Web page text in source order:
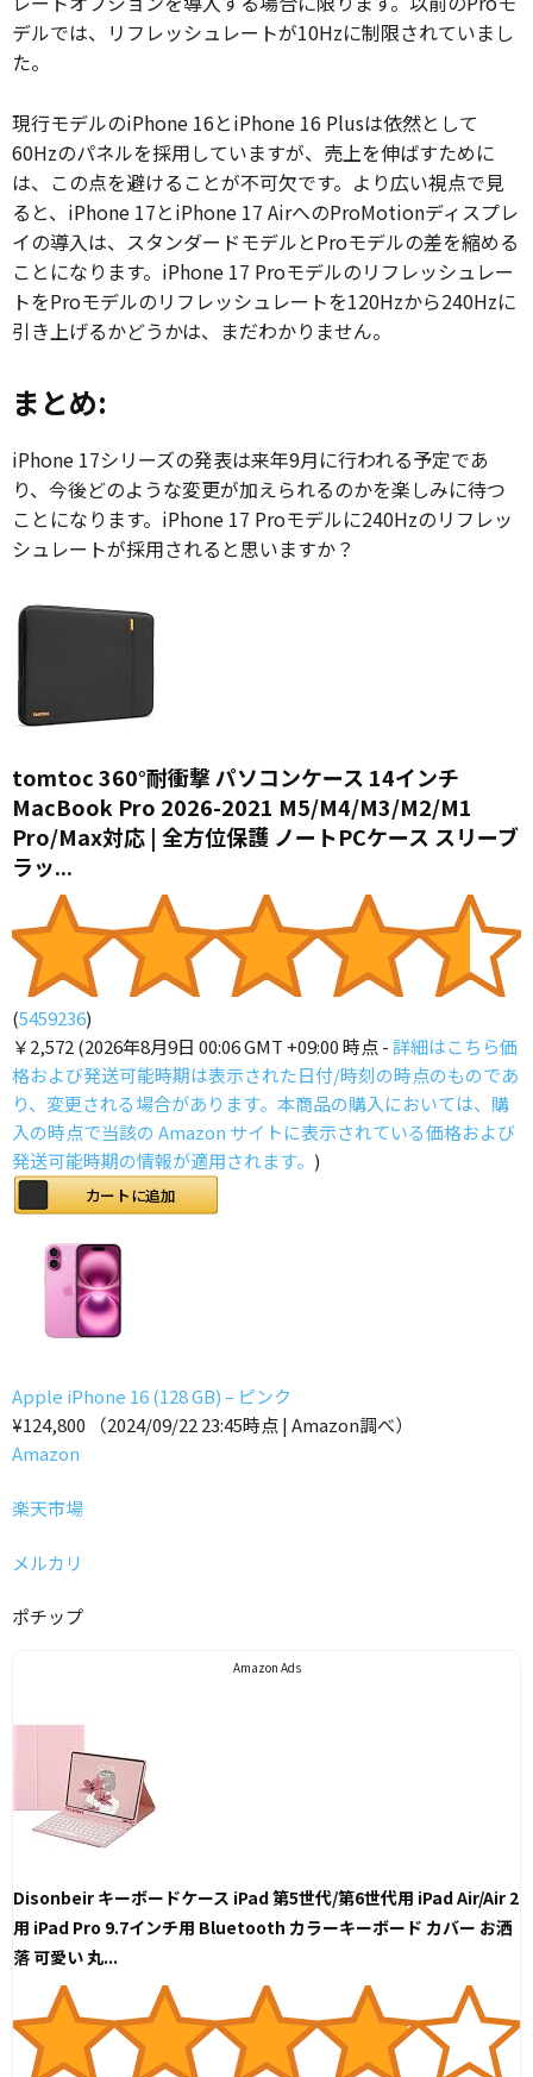
デルでは、リフレッシュレートが10Hzに制限されていまし
た。
現行モデルのiPhone 16とiPhone 16 Plusは依然として
60Hzのパネルを採用していますが、売上を伸ばすために
は、この点を避けることが不可欠です。より広い視点で見
ると、iPhone 17とiPhone 17 AirへのProMotionディスプレ
イの導入は、スタンダードモデルとProモデルの差を縮める
ことになります。iPhone 17 Proモデルのリフレッシュレー
トをProモデルのリフレッシュレートを120Hzから240Hzに
引き上げるかどうかは、まだわかりません。
まとめ:
iPhone 17シリーズの発表は来年9月に行われる予定であ
り、今後どのような変更が加えられるのかを楽しみに待つ
ことになります。iPhone 17 Proモデルに240Hzのリフレッ
シュレートが採用されると思いますか？
tomtoc 360°耐衝撃 パソコンケース 14インチ
MacBook Pro 2026-2021 M5/M4/M3/M2/M1
Pro/Max対応 | 全方位保護 ノートPCケース スリーブ
ラッ...
(5459236)
￥2,572 (2026年8月9日 00:06 GMT +09:00 時点 -詳細はこちら価
格および発送可能時期は表示された日付/時刻の時点のものであ
り、変更される場合があります。本商品の購入においては、購
入の時点で当該の Amazon サイトに表示されている価格および
発送可能時期の情報が適用されます。 )
カートに追加
Apple iPhone 16 (128 GB) – ピンク
¥124,800
（2024/09/22 23:45時点 | Amazon調べ）
Amazon
楽天市場
メルカリ
ポチップ
Amazon Ads
Disonbeir キーボードケース iPad 第5世代/第6世代用 iPad Air/Air 2
用 iPad Pro 9.7インチ用 Bluetooth カラーキーボード カバー お洒
落 可愛い 丸...